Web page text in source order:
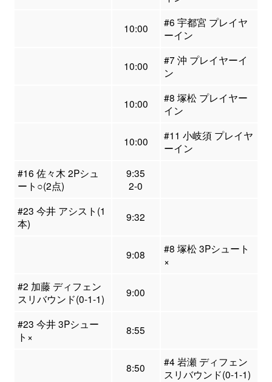
10:00
#6 宇都宮 プレイヤ
ーイン
10:00
#7 沖 プレイヤーイ
ン
10:00
#8 塚松 プレイヤー
イン
10:00
#11 小岐須 プレイヤ
ーイン
#16 佐々木 2Pシュ
ート○(2点)
9:35
2-0
#23 今井 アシスト(1
本)
9:32
9:08
#8 塚松 3Pシュート
×
#2 加藤 ディフェン
スリバウンド(0-1-1)
9:00
#23 今井 3Pシュー
ト×
8:55
8:50
#4 岩瀬 ディフェン
スリバウンド(0-1-1)